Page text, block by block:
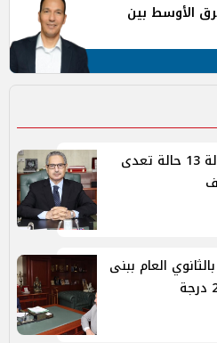
الأوسط بين
رفع 140 طن قمامة وإزالة 13 حالة تعدى
العام ببنى